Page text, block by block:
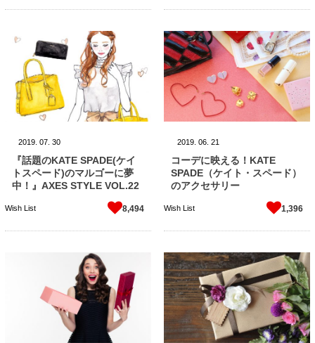
2019. 07. 30
『話題のKATE SPADE(ケイ
トスペード)のマルゴーに夢
中！』AXES STYLE VOL.22
8,494
Wish List
2019. 06. 21
コーデに映える！KATE
SPADE（ケイト・スペード）
のアクセサリー
1,396
Wish List